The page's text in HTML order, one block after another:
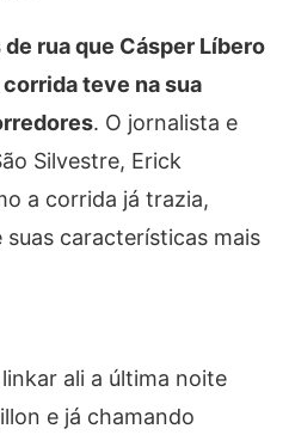
rua que Cásper Líbero
teve na sua
. O jornalista e
Silvestre, Erick
a corrida já trazia,
suas características mais
ali a última noite
e já chamando